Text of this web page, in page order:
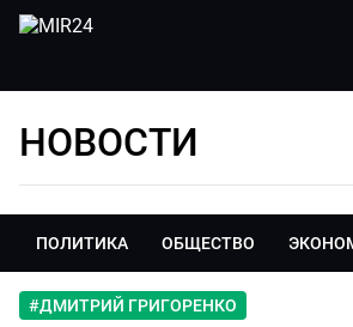
НОВОСТИ
ПОЛИТИКА ОБЩЕСТВО
#ДМИТРИЙ ГРИГОРЕНКО